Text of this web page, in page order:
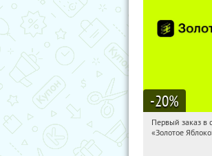
-20%
08:37:48
Первый заказ в
«Золотое